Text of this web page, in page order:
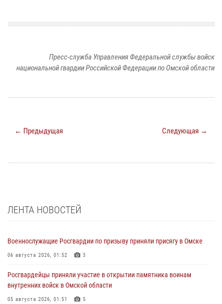
Пресс-служба Управления Федеральной службы войск
национальной гвардии Российской Федерации по Омской области
← Предыдущая Следующая →
ЛЕНТА НОВОСТЕЙ
Военнослужащие Росгвардии по призыву приняли присягу в Омске
06 августа 2026, 01:52 3
Росгвардейцы приняли участие в открытии памятника воинам
внутренних войск в Омской области
05 августа 2026, 01:51 5